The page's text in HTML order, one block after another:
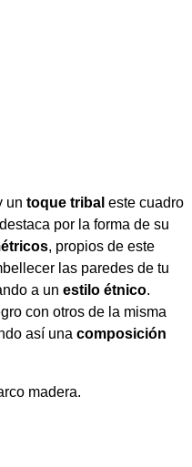
un toque tribal este cuadro
por la forma de su
, propios de este
las paredes de tu
a un estilo étnico.
con otros de la misma
así una composición
madera.